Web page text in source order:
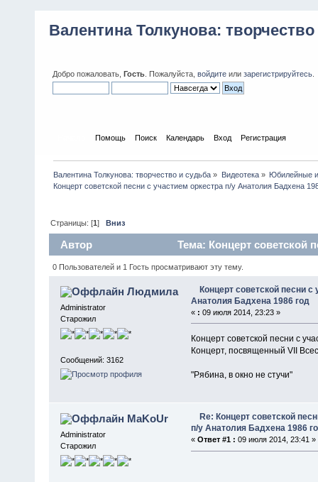
Валентина Толкунова:
Добро пожаловать, Гость . Пожалуйста, войдите или зарегистрируйтесь
Помощь Поиск Календарь Вход Регистрация
Валентина Толкунова: творчество и судьба » Видеотека» Юбилейные
Концерт советской песни с участием оркестра п/у Анатолия Бадхена
Страницы: [1]Вниз
Автор
Тема: Концерт советской
(Прочитано 1851 раз)
0 Пользователей и 1 Гость просматривают эту тему.
Людмила
Administrator
Старожил
Сообщений: 3162
Концерт советской песни с
Анатолия Бадхена 1986 год
« : 09 июля 2014, 23:23 »
Концерт советской песни с
Концерт, посвященный VII
"Рябина, в окно не стучи"
MaKoUr
Administrator
Старожил
Re: Концерт советской
п/у Анатолия Бадхена 1986
« Ответ #1 : 09 июля 2014, 23:41 »